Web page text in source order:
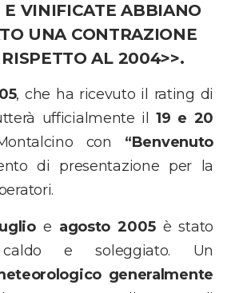
E VINIFICATE ABBIANO
UNA CONTRAZIONE
RISPETTO AL 2004>>.
, che ha ricevuto il rating di
ufficialmente il19 e 20
con “Benvenuto
di presentazione per la
luglioe agosto 2005è stato
caldo e soleggiato. Un
generalmente